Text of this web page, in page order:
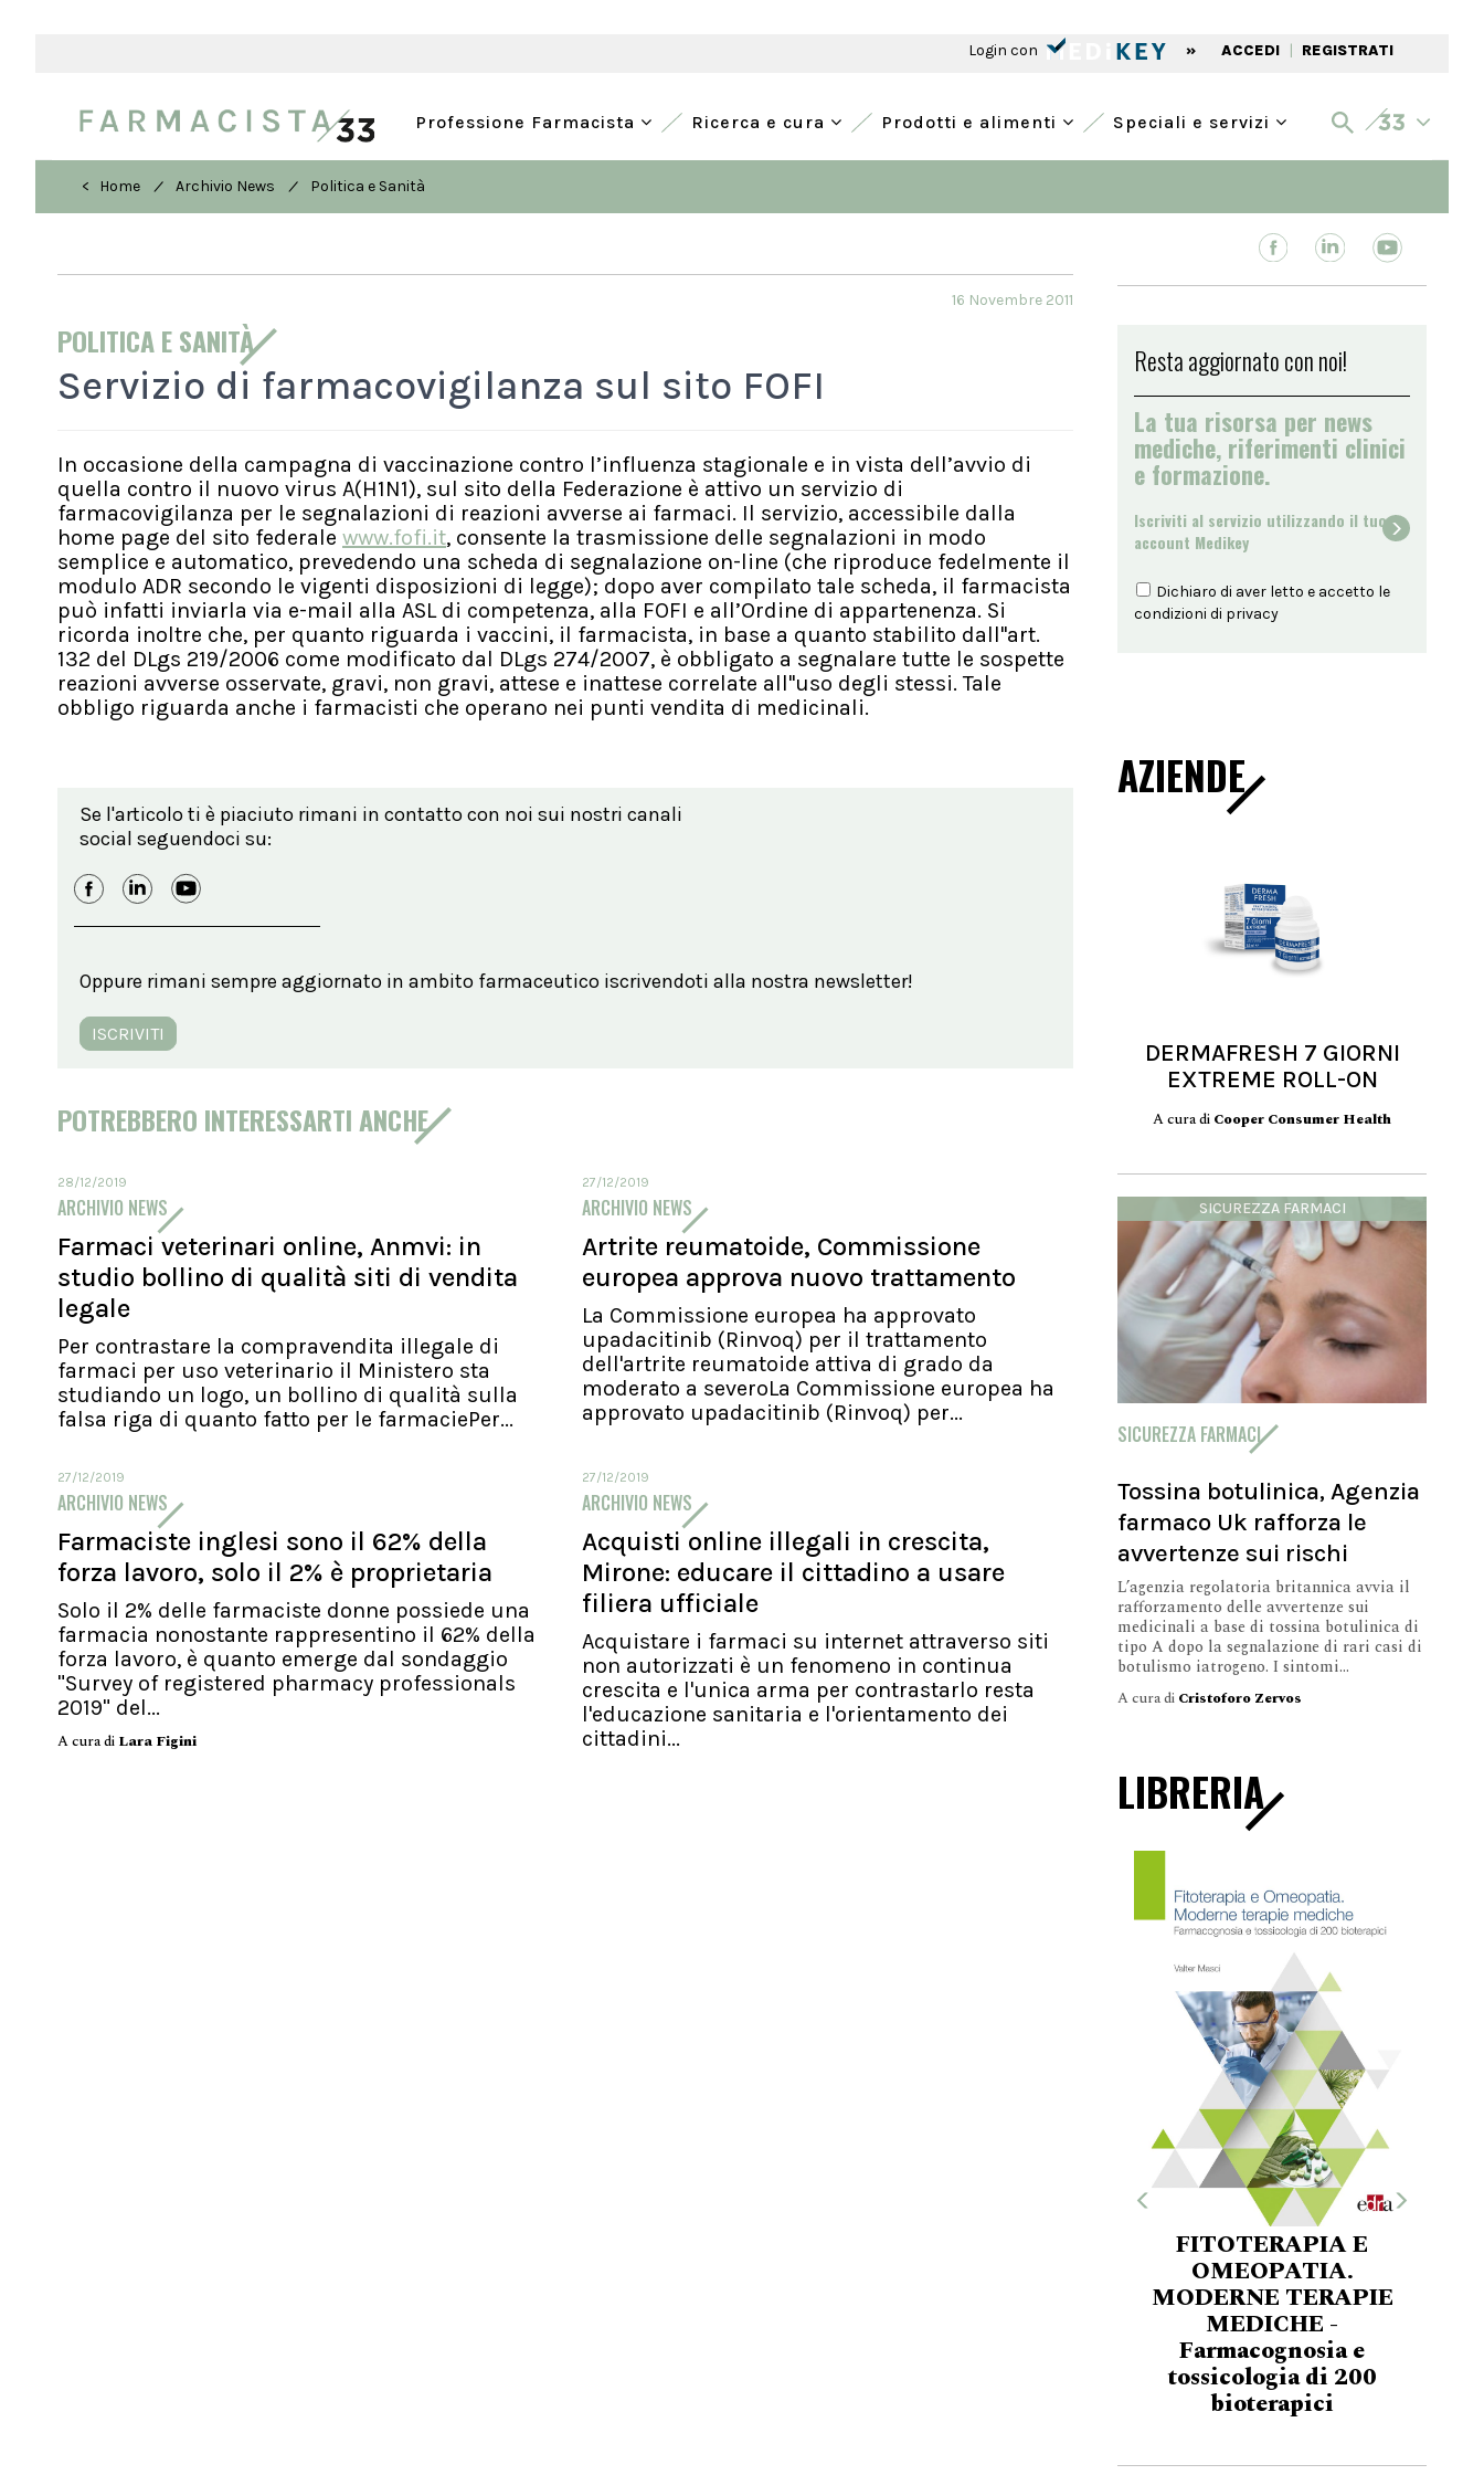
Login con » ACCEDI | REGISTRATI
Professione Farmacista Ricerca e cura Prodotti e alimenti Speciali e servizi
< Home / Archivio News / Politica e Sanità
POLITICA E SANITÀ
16 Novembre 2011
Servizio di farmacovigilanza sul sito FOFI
In occasione della campagna di vaccinazione contro l’influenza stagionale e in vista dell’avvio di
quella contro il nuovo virus A(H1N1), sul sito della Federazione è attivo un servizio di
farmacovigilanza per le segnalazioni di reazioni avverse ai farmaci. Il servizio, accessibile dalla
home page del sito federale www.fofi.it, consente la trasmissione delle segnalazioni in modo
semplice e automatico, prevedendo una scheda di segnalazione on-line (che riproduce fedelmente il
modulo ADR secondo le vigenti disposizioni di legge); dopo aver compilato tale scheda, il farmacista
può infatti inviarla via e-mail alla ASL di competenza, alla FOFI e all’Ordine di appartenenza. Si
ricorda inoltre che, per quanto riguarda i vaccini, il farmacista, in base a quanto stabilito dall''art.
132 del DLgs 219/2006 come modificato dal DLgs 274/2007, è obbligato a segnalare tutte le sospette
reazioni avverse osservate, gravi, non gravi, attese e inattese correlate all''uso degli stessi. Tale
obbligo riguarda anche i farmacisti che operano nei punti vendita di medicinali.
Se l'articolo ti è piaciuto rimani in contatto con noi sui nostri canali
social seguendoci su:
Oppure rimani sempre aggiornato in ambito farmaceutico iscrivendoti alla nostra newsletter!
ISCRIVITI
POTREBBERO INTERESSARTI ANCHE
28/12/2019
ARCHIVIO NEWS
Farmaci veterinari online, Anmvi: in
studio bollino di qualità siti di vendita
legale
Per contrastare la compravendita illegale di
farmaci per uso veterinario il Ministero sta
studiando un logo, un bollino di qualità sulla
falsa riga di quanto fatto per le farmaciePer...
27/12/2019
ARCHIVIO NEWS
Artrite reumatoide, Commissione
europea approva nuovo trattamento
La Commissione europea ha approvato
upadacitinib (Rinvoq) per il trattamento
dell'artrite reumatoide attiva di grado da
moderato a severoLa Commissione europea ha
approvato upadacitinib (Rinvoq) per...
27/12/2019
ARCHIVIO NEWS
Farmaciste inglesi sono il 62% della
forza lavoro, solo il 2% è proprietaria
Solo il 2% delle farmaciste donne possiede una
farmacia nonostante rappresentino il 62% della
forza lavoro, è quanto emerge dal sondaggio
"Survey of registered pharmacy professionals
2019" del...
A cura di Lara Figini
27/12/2019
ARCHIVIO NEWS
Acquisti online illegali in crescita,
Mirone: educare il cittadino a usare
filiera ufficiale
Acquistare i farmaci su internet attraverso siti
non autorizzati è un fenomeno in continua
crescita e l'unica arma per contrastarlo resta
l'educazione sanitaria e l'orientamento dei
cittadini...
Resta aggiornato con noi!
La tua risorsa per news
mediche, riferimenti clinici
e formazione.
Iscriviti al servizio utilizzando il tuo
account Medikey
Dichiaro di aver letto e accetto le
condizioni di privacy
AZIENDE
DERMAFRESH 7 GIORNI
EXTREME ROLL-ON
A cura di Cooper Consumer Health
SICUREZZA FARMACI
SICUREZZA FARMACI
Tossina botulinica, Agenzia
farmaco Uk rafforza le
avvertenze sui rischi
L’agenzia regolatoria britannica avvia il
rafforzamento delle avvertenze sui
medicinali a base di tossina botulinica di
tipo A dopo la segnalazione di rari casi di
botulismo iatrogeno. I sintomi...
A cura di Cristoforo Zervos
LIBRERIA
FITOTERAPIA E
OMEOPATIA.
MODERNE TERAPIE
MEDICHE -
Farmacognosia e
tossicologia di 200
bioterapici